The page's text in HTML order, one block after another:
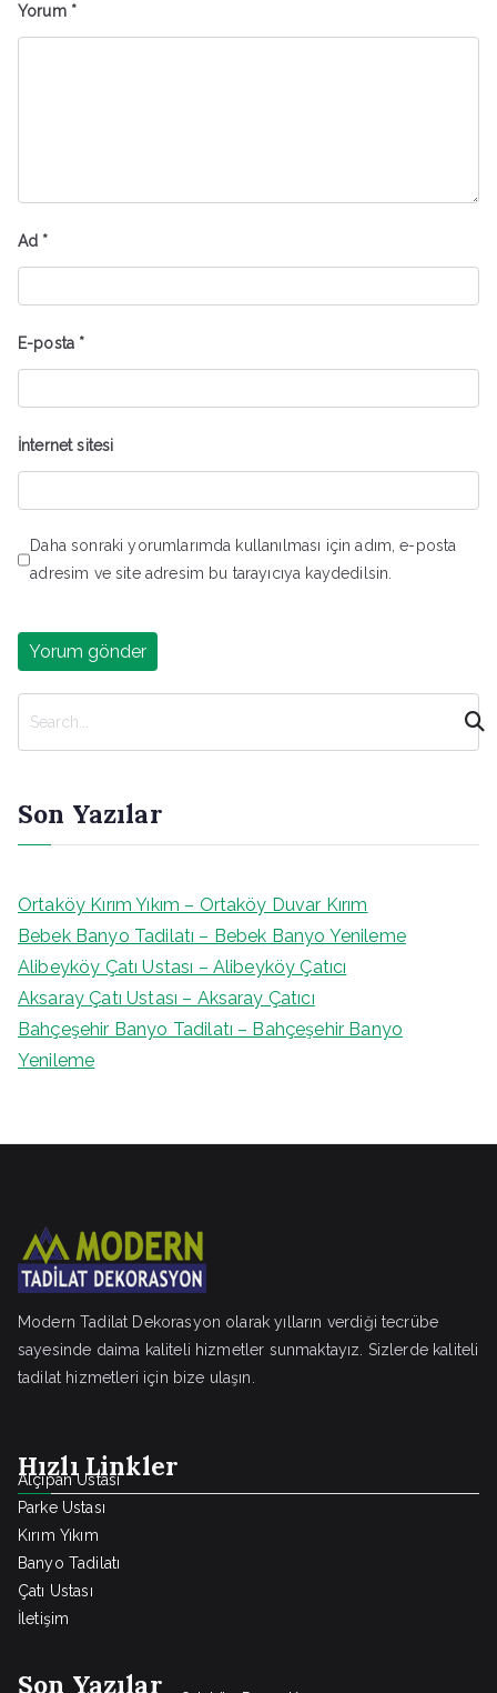
Yorum *
Ad *
E-posta *
İnternet sitesi
Daha sonraki yorumlarımda kullanılması için adım, e-posta
adresim ve site adresim bu tarayıcıya kaydedilsin.
Son Yazılar
Ortaköy Kırım Yıkım – Ortaköy Duvar Kırım
Bebek Banyo Tadilatı – Bebek Banyo Yenileme
Alibeyköy Çatı Ustası – Alibeyköy Çatıcı
Aksaray Çatı Ustası – Aksaray Çatıcı
Bahçeşehir Banyo Tadilatı – Bahçeşehir Banyo
Yenileme
Modern Tadilat Dekorasyon olarak yılların verdiği tecrübe
sayesinde daima kaliteli hizmetler sunmaktayız. Sizlerde kaliteli
tadilat hizmetleri için bize ulaşın.
Hızlı Linkler
Alçıpan Ustası
Parke Ustası
Kırım Yıkım
Banyo Tadilatı
Çatı Ustası
İletişim
Son Yazılar